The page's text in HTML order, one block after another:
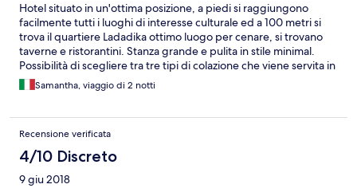
Hotel situato in un'ottima posizione, a piedi si raggiungono
facilmente tutti i luoghi di interesse culturale ed a 100 metri si
trova il quartiere Ladadika ottimo luogo per cenare, si trovano
taverne e ristorantini. Stanza grande e pulita in stile minimal.
Possibilità di scegliere tra tre tipi di colazione che viene servita in
camera. Personale molto gentile e disponibile.
Samantha, viaggio di 2 notti
Recensione verificata
4/10 Discreto
9 giu 2018